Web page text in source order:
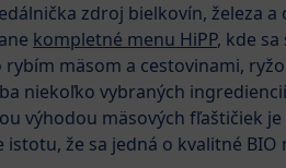
zdroj bielkovín, železa
kompletné menu HiPP, kde
mäsom a cestovinami,
niekoľko vybraných
výhodou mäsových fľaštičiek
istotu, že sa jedná o kvalitné BIO